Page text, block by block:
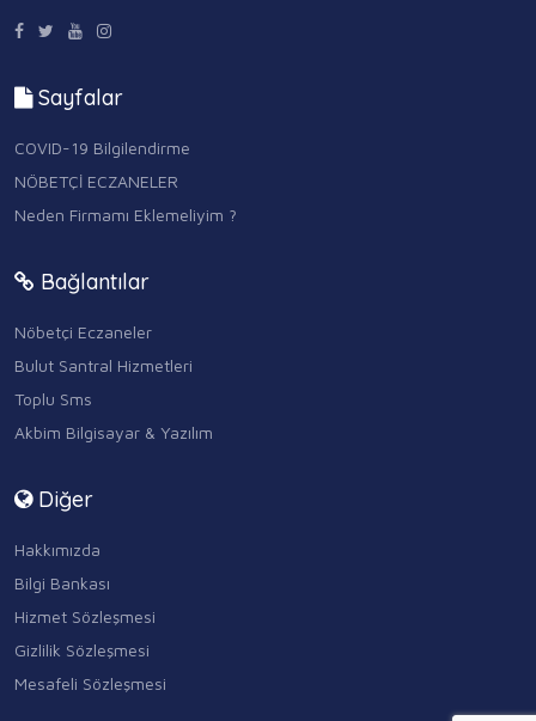
Sayfalar
COVID-19 Bilgilendirme
NÖBETÇİ ECZANELER
Neden Firmamı Eklemeliyim ?
Bağlantılar
Nöbetçi Eczaneler
Bulut Santral Hizmetleri
Toplu Sms
Akbim Bilgisayar & Yazılım
Diğer
Hakkımızda
Bilgi Bankası
Hizmet Sözleşmesi
Gizlilik Sözleşmesi
Mesafeli Sözleşmesi